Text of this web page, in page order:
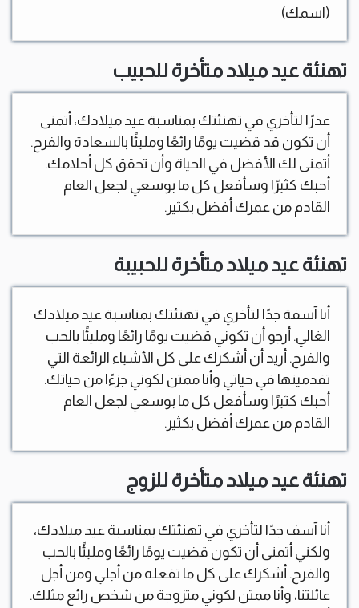
(اسمك)
تهنئة عيد ميلاد متأخرة للحبيب
عذرًا لتأخري في تهنئتك بمناسبة عيد ميلادك، أتمنى
أن تكون قد قضيت يومًا رائعًا ومليئًا بالسعادة والفرح.
أتمنى لك الأفضل في الحياة وأن تحقق كل أحلامك.
أحبك كثيرًا وسأفعل كل ما بوسعي لجعل العام
القادم من عمرك أفضل بكثير.
تهنئة عيد ميلاد متأخرة للحبيبة
أنا آسفة جدًا لتأخري في تهنئتك بمناسبة عيد ميلادك
الغالي. أرجو أن تكوني قضيت يومًا رائعًا ومليئًا بالحب
والفرح. أريد أن أشكرك على كل الأشياء الرائعة التي
تقدمينها في حياتي وأنا ممتن لكوني جزءًا من حياتك.
أحبك كثيرًا وسأفعل كل ما بوسعي لجعل العام
القادم من عمرك أفضل بكثير.
تهنئة عيد ميلاد متأخرة للزوج
أنا آسف جدًا لتأخري في تهنئتك بمناسبة عيد ميلادك،
ولكني أتمنى أن تكون قضيت يومًا رائعًا ومليئًا بالحب
والفرح. أشكرك على كل ما تفعله من أجلي ومن أجل
عائلتنا، وأنا ممتن لكوني متزوجة من شخص رائع مثلك.